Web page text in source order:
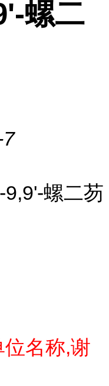
螺二
螺二芴
位名称,谢